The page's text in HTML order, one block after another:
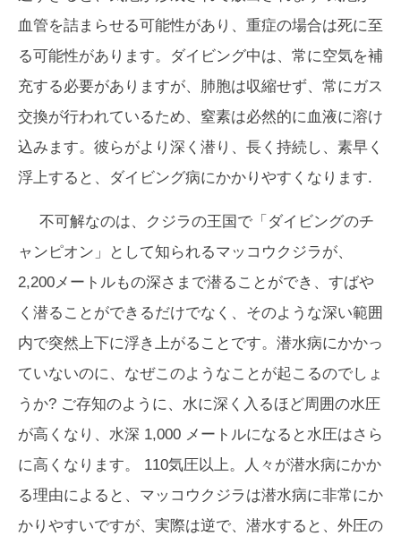
血管を詰まらせる可能性があり、重症の場合は死に至
る可能性があります。ダイビング中は、常に空気を補
充する必要がありますが、肺胞は収縮せず、常にガス
交換が行われているため、窒素は必然的に血液に溶け
込みます。彼らがより深く潜り、長く持続し、素早く
浮上すると、ダイビング病にかかりやすくなります.
不可解なのは、クジラの王国で「ダイビングのチ
ャンピオン」として知られるマッコウクジラが、
2,200メートルもの深さまで潜ることができ、すばや
く潜ることができるだけでなく、そのような深い範囲
内で突然上下に浮き上がることです。潜水病にかかっ
ていないのに、なぜこのようなことが起こるのでしょ
うか? ご存知のように、水に深く入るほど周囲の水圧
が高くなり、水深 1,000 メートルになると水圧はさら
に高くなります。 110気圧以上。人々が潜水病にかか
る理由によると、マッコウクジラは潜水病に非常にか
かりやすいですが、実際は逆で、潜水すると、外圧の